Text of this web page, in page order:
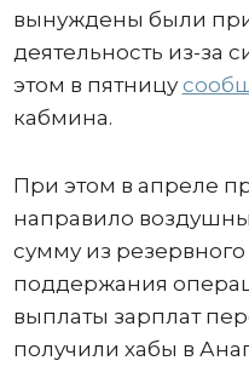
вынуждены были
деятельность из-за
этом в пятницу
кабмина.
При этом в апреле
направило
сумму из
поддержания
выплаты зарплат
получили хабы в